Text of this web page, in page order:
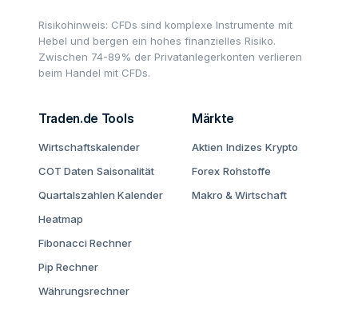
Risikohinweis: CFDs sind komplexe Instrumente mit
Hebel und bergen ein hohes finanzielles Risiko.
Zwischen 74-89% der Privatanlegerkonten verlieren
beim Handel mit CFDs.
Traden.de Tools
Wirtschaftskalender
COT Daten Saisonalität
Quartalszahlen Kalender
Heatmap
Fibonacci Rechner
Pip Rechner
Währungsrechner
Märkte
Aktien Indizes Krypto
Forex Rohstoffe
Makro & Wirtschaft